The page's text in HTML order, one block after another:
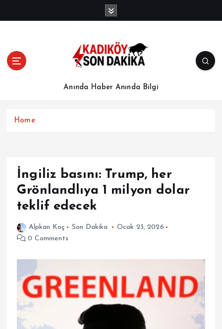
Anında Haber Anında Bilgi
Home
İngiliz basını: Trump, her
Grönlandlıya 1 milyon dolar
teklif edecek
Alpkan Koç Son Dakika
Ocak 23, 2026
0 Comments